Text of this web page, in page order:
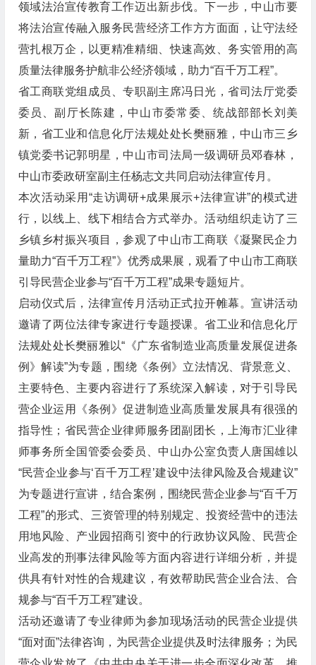
领域法治宣传教育工作迈出新步伐。下一步，中山市要
将法治宣传融入服务民营经济工作方方面面，让守法经
营扎根万企，以更精准精细、快速高效、务实管用的高
质量法律服务护航非公经济领域，助力“百千万工程”。
省工商联党组成员、专职副主席冯日光，省司法厅党委
委员、副厅长陈建，中山市委常委、统战部部长刘美
新，省工业和信息化厅法规处处长樊丽雅，中山市三乡
镇党委书记郭明星，中山市司法局一级调研员邓春林，
中山市委政研室副主任杨志文共同启动法律宣传月。
本次活动采用“走访调研+成果展示+法律宣讲”的模式进
行，以线上、线下相结合方式举办。活动组织走访了三
乡镇乡村振兴项目，参观了中山市工商联《凝聚民企力
量助力“百千万工程”》优秀成果展，观看了中山市工商联
引导民营企业参与“百千万工程”成果专题短片。
启动仪式后，法律宣传月活动正式拉开帷幕。宣讲活动
邀请了两位法律专家进行专题授课。省工业和信息化厅
法规处处长樊丽雅以“《广东省制造业高质量发展促进条
例》解读”为专题，围绕《条例》立法情况、背景意义、
主要特色、主要内容进行了系统深入解读，对于引导民
营企业运用《条例》促进制造业高质量发展具有很强的
指导性；省民营企业律师服务团副团长，上海市汇业律
师事务所全国管委会委员、中山办公室负责人唐国雄以
“民营企业参与‘百千万工程’建设中法律风险及合规建议”
为专题进行宣讲，结合案例，围绕民营企业参与“百千万
工程”的形式、三资管理的特别规定、投资经营中的违法
用地风险、产业园招商引资中的行政协议风险、民营企
业高发的刑事法律风险等方面内容进行详细分析，并提
供具有针对性的合规建议，有效帮助民营企业合法、合
规参与“百千万工程”建设。
活动还邀请了专业律师为参加现场活动的民营企业提供
“面对面”法律咨询，为民营企业提供及时法律服务；为民